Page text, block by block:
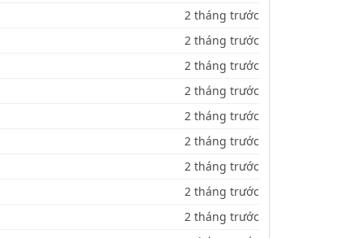
2 tháng trước
2 tháng trước
2 tháng trước
2 tháng trước
2 tháng trước
2 tháng trước
2 tháng trước
2 tháng trước
2 tháng trước